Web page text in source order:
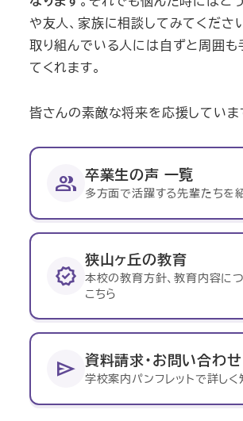
や友人、家族に相談してみてくださ
取り組んでいる人には自ずと周囲も
てくれます。
皆さんの素敵な将来を応援していま
group 卒業生の声 一覧
多方面で活躍する先輩たちを
verified
狭山ヶ丘の教育
本校の教育方針、教育内容に
こちら
send 資料請求・お問い合わせ
学校案内パンフレットで詳しく